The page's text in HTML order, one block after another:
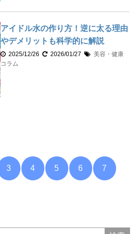
アイドル水の作り方！逆に太る理由
やデメリットも科学的に解説
2025/12/26 2026/01/27
美容・健康
コラム
3 4 5 6 7